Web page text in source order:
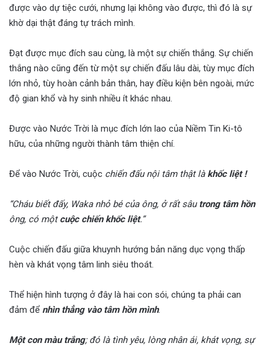
được vào dự tiệc cưới, nhưng lại không vào được, thì đó là sự
khờ dại thật đáng tự trách mình.
Đạt được mục đích sau cùng, là một sự chiến thắng. Sự chiến
thắng nào cũng đến từ một sự chiến đấu lâu dài, tùy mục đích
lớn nhỏ, tùy hoàn cảnh bản thân, hay điều kiện bên ngoài, mức
độ gian khổ và hy sinh nhiều ít khác nhau.
Được vào Nước Trời là mục đích lớn lao của Niềm Tin Ki-tô
hữu, của những người thành tâm thiện chí.
Để vào Nước Trời, cuộc chiến đấu nội tâm thật làkhốc liệt !
“Cháu biết đấy, Waka nhỏ bé của ông, ở rất sâu trong tâm hồn
ông, có mộtcuộc chiến khốc liệt.”
Cuộc chiến đấu giữa khuynh hướng bản năng dục vọng thấp
hèn và khát vọng tâm linh siêu thoát.
Thể hiện hình tượng ở đây là hai con sói, chúng ta phải can
đảm để nhìn thẳng vào tâm hồn mình.
Một con màu trắng; đó là tình yêu, lòng nhân ái, khát vọng, sự